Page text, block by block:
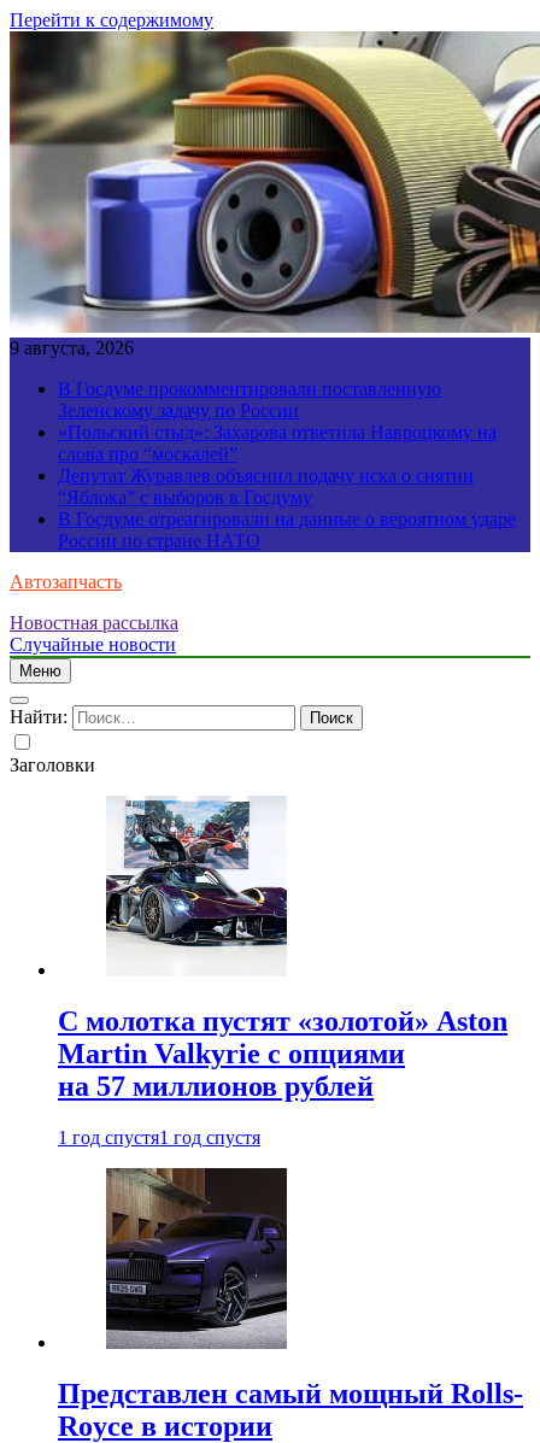
Перейти к содержимому
9 августа, 2026
В Госдуме прокомментировали поставленную
Зеленскому задачу по России
«Польский стыд»: Захарова ответила Навроцкому на
слова про “москалей”
Депутат Журавлев объяснил подачу иска о снятии
“Яблока” с выборов в Госдуму
В Госдуме отреагировали на данные о вероятном ударе
России по стране НАТО
Автозапчасть
Новостная рассылка
Случайные новости
Меню
Найти:
Заголовки
С молотка пустят «золотой» Aston
Martin Valkyrie с опциями
на 57 миллионов рублей
1 год спустя1 год спустя
Представлен самый мощный Rolls-
Royce в истории